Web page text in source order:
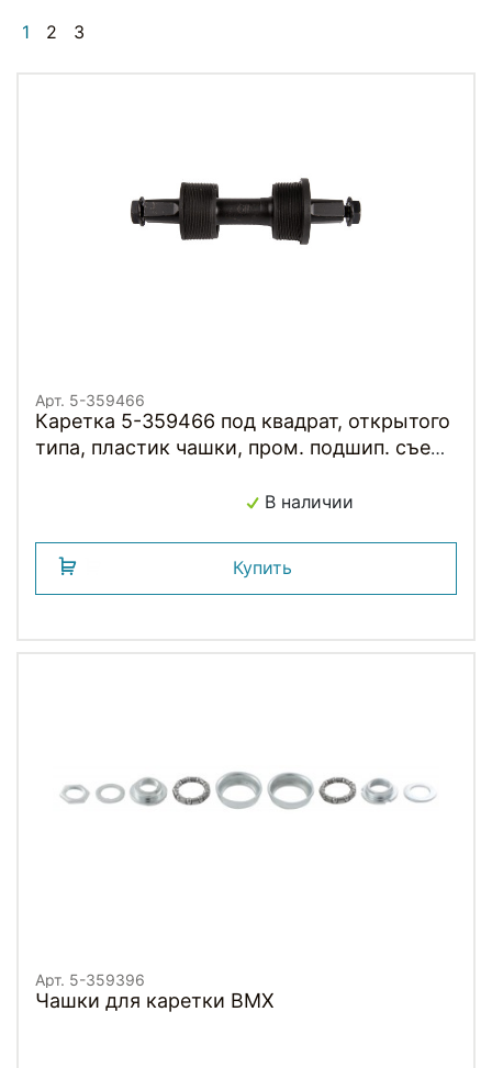
1 2 3
Арт. 5-359466
Каретка 5-359466 под квадрат, открытого
типа, пластик чашки, пром. подшип. съем.
В наличии
Купить
Арт. 5-359396
Чашки для каретки BMX